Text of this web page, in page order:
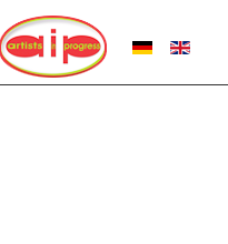
SPRACHE